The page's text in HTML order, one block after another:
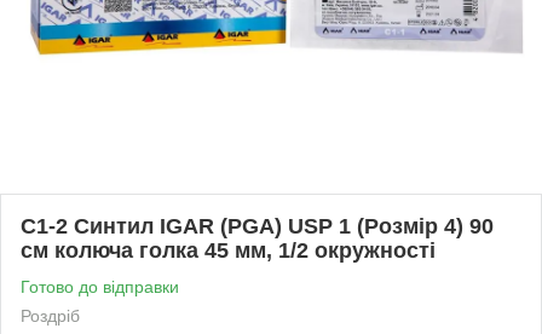
С1-2 Синтил IGAR (PGA) USP 1 (Розмір 4) 90
см колюча голка 45 мм, 1/2 окружності
Готово до відправки
Роздріб